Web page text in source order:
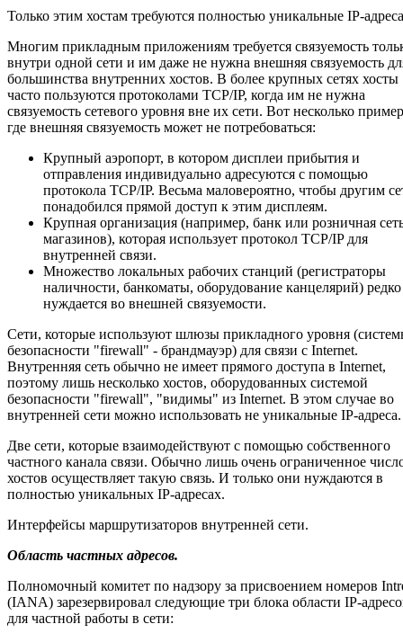
Только этим хостам требуются полностью уникальные IP-
Многим прикладным приложениям требуется связуемость
внутри одной сети и им даже не нужна внешняя связуемость
большинства внутренних хостов. В более крупных сетях хосты
часто пользуются протоколами TCP/IP, когда им не нужна
связуемость сетевого уровня вне их сети. Вот несколько
где внешняя связуемость может не потребоваться:
Крупный аэропорт, в котором дисплеи прибытия и
отправления индивидуально адресуются с помощью
протокола TCP/IP. Весьма маловероятно, чтобы другим
понадобился прямой доступ к этим дисплеям.
Крупная организация (например, банк или розничная
магазинов), которая использует протокол TCP/IP для
внутренней связи.
Множество локальных рабочих станций (регистраторы
наличности, банкоматы, оборудование канцелярий) редко
нуждается во внешней связуемости.
Сети, которые используют шлюзы прикладного уровня
безопасности "firewall" - брандмауэр) для связи с Internet.
Внутренняя сеть обычно не имеет прямого доступа в Internet,
поэтому лишь несколько хостов, оборудованных системой
безопасности "firewall", "видимы" из Internet. В этом случае во
внутренней сети можно использовать не уникальные IP-адреса.
Две сети, которые взаимодействуют с помощью собственного
частного канала связи. Обычно лишь очень ограниченное
хостов осуществляет такую связь. И только они нуждаются в
полностью уникальных IP-адресах.
Интерфейсы маршрутизаторов внутренней сети.
Область частных адресов.
Полномочный комитет по надзору за присвоением номеров
(IANA) зарезервировал следующие три блока области IP-
для частной работы в сети: